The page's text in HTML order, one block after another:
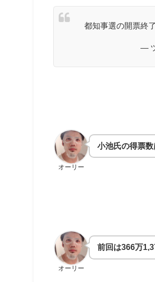
都知事選の開票終
—
オーリー
小池氏の得票数
オーリー
前回は366万